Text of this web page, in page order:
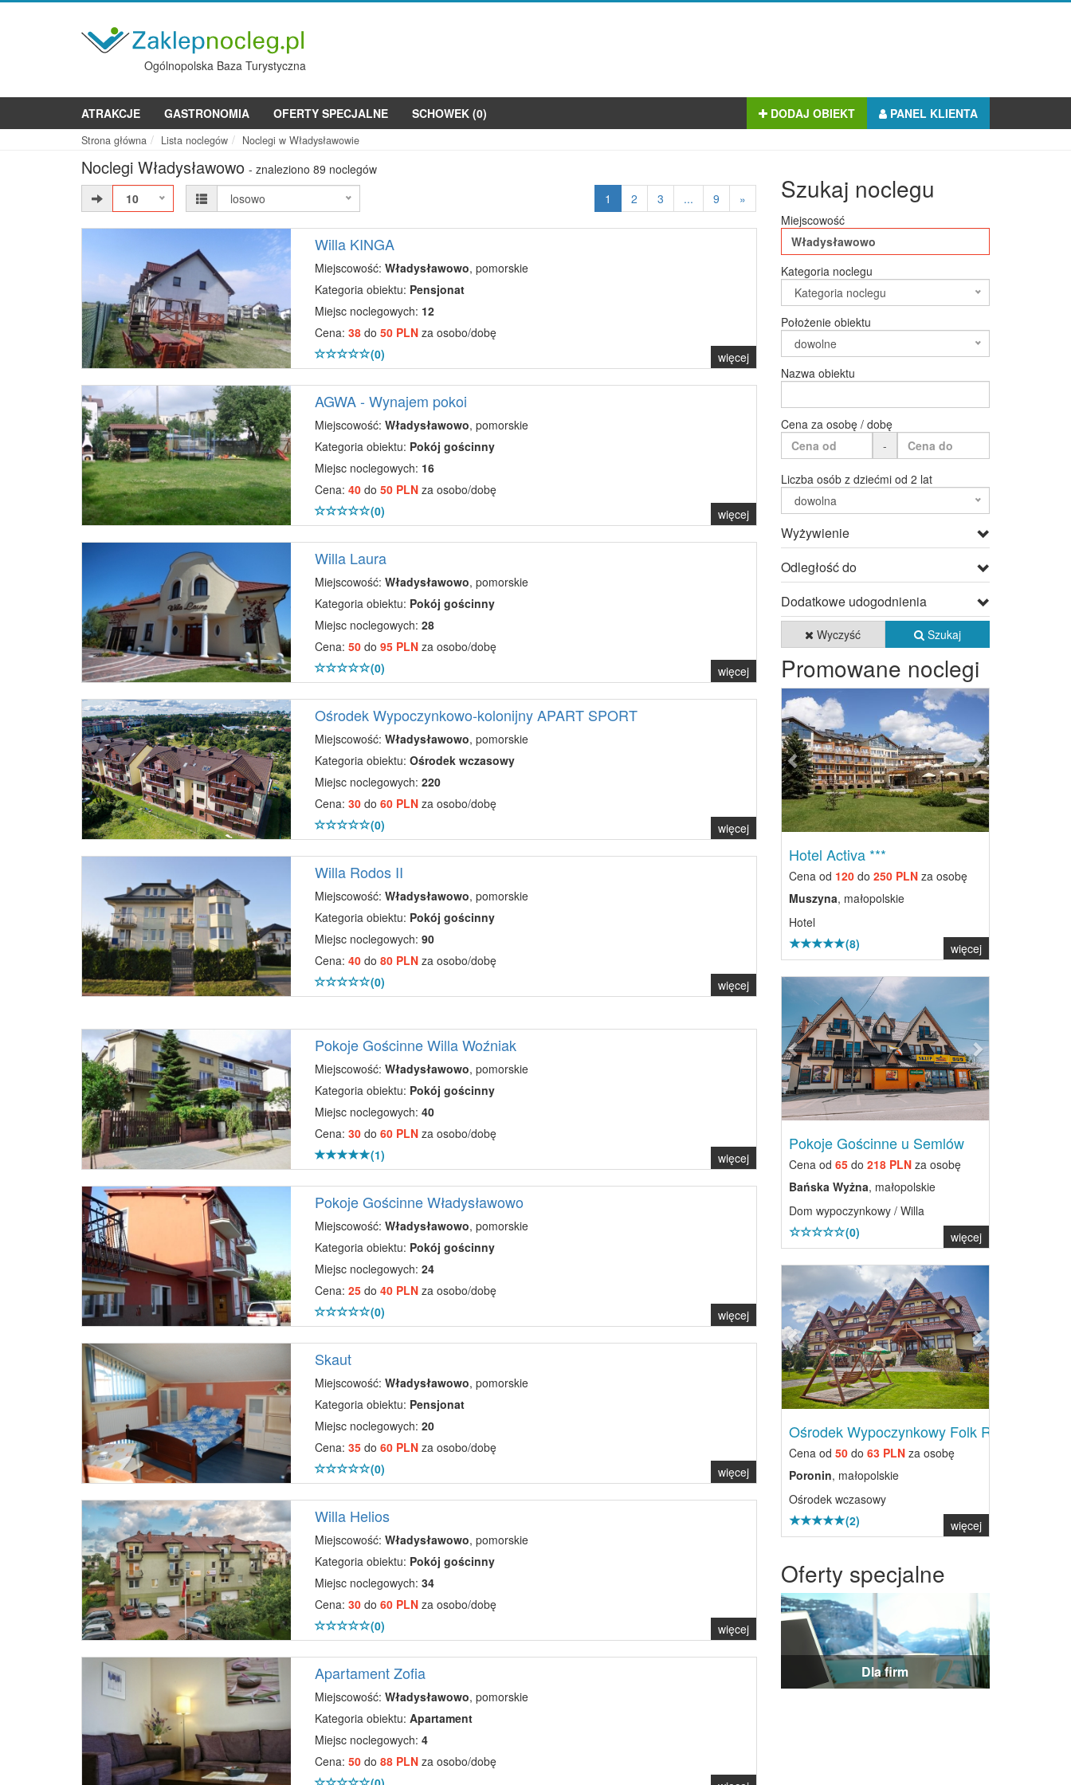
Ogólnopolska Baza Turystyczna
ATRAKCJE GASTRONOMIA OFERTY SPECJALNE SCHOWEK (0) DODAJ OBIEKT PANEL KLIENTA
Strona główna Lista noclegów Noclegi w Władysławowie
Noclegi Władysławowo - znaleziono 89 noclegów
10
losowo 1 2 3 ... 9 »
Willa KINGA
Miejscowość: Władysławowo, pomorskie
Kategoria obiektu: Pensjonat
Miejsc noclegowych: 12
Cena: 38do 50 PLNza osobo/dobę
(0)
więcej
AGWA - Wynajem pokoi
Miejscowość: Władysławowo, pomorskie
Kategoria obiektu: Pokój gościnny
Miejsc noclegowych: 16
Cena: 40do 50 PLNza osobo/dobę
(0)
więcej
Willa Laura
Miejscowość: Władysławowo, pomorskie
Kategoria obiektu: Pokój gościnny
Miejsc noclegowych: 28
Cena: 50do 95 PLNza osobo/dobę
(0)
więcej
Ośrodek Wypoczynkowo-kolonijny APART SPORT
Miejscowość: Władysławowo, pomorskie
Kategoria obiektu: Ośrodek wczasowy
Miejsc noclegowych: 220
Cena: 30do 60 PLNza osobo/dobę
(0)
więcej
Willa Rodos II
Miejscowość: Władysławowo, pomorskie
Kategoria obiektu: Pokój gościnny
Miejsc noclegowych: 90
Cena: 40do 80 PLNza osobo/dobę
(0)
więcej
Pokoje Gościnne Willa Woźniak
Miejscowość: Władysławowo, pomorskie
Kategoria obiektu: Pokój gościnny
Miejsc noclegowych: 40
Cena: 30do 60 PLNza osobo/dobę
(1)
więcej
Pokoje Gościnne Władysławowo
Miejscowość: Władysławowo, pomorskie
Kategoria obiektu: Pokój gościnny
Miejsc noclegowych: 24
Cena: 25do 40 PLNza osobo/dobę
(0)
więcej
Skaut
Miejscowość: Władysławowo, pomorskie
Kategoria obiektu: Pensjonat
Miejsc noclegowych: 20
Cena: 35do 60 PLNza osobo/dobę
(0)
więcej
Willa Helios
Miejscowość: Władysławowo, pomorskie
Kategoria obiektu: Pokój gościnny
Miejsc noclegowych: 34
Cena: 30do 60 PLNza osobo/dobę
(0)
więcej
Apartament Zofia
Miejscowość: Władysławowo, pomorskie
Kategoria obiektu: Apartament
Miejsc noclegowych: 4
Cena: 50do 88 PLNza osobo/dobę
Szukaj noclegu
Miejscowość
Kategoria noclegu
Kategoria noclegu
Położenie obiektu
dowolne
Nazwa obiektu
Cena za osobę / dobę
-
Liczba osób z dziećmi od 2 lat
dowolna
Wyżywienie
Odległość do
Dodatkowe udogodnienia
Wyczyść Szukaj
Promowane noclegi
Previous Next
Hotel Activa ***
Cena od 120do 250 PLNza osobę
Muszyna, małopolskie
Hotel
(8)
więcej
Previous Next
Pokoje Gościnne u Semlów
Cena od 65do 218 PLNza osobę
Bańska Wyżna, małopolskie
Dom wypoczynkowy / Willa
(0)
więcej
Previous
Ośrodek Wypoczynkowy Folk Res...
Cena od 50do 63 PLNza osobę
Poronin, małopolskie
Ośrodek wczasowy
(2)
więcej
Oferty specjalne
Dla firm